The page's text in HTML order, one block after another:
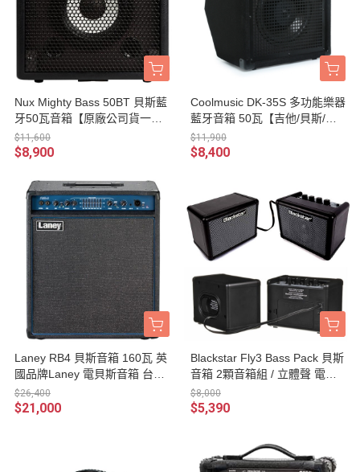
Nux Mighty Bass 50BT 貝斯藍
牙50瓦音箱【原廠公司貨一年
保固/Mighty Bass-50BT】
$11,600
$8,900
Coolmusic DK-35S 多功能樂器
藍牙音箱 50瓦【吉他/貝斯/鍵
盤/人聲/街頭藝人音箱/DK35
S】
$11,900
$8,400
Laney RB4 貝斯音箱 160瓦 英
國品牌Laney 電貝斯音箱 台灣
公司貨
$26,400
$21,000
Blackstar Fly3 Bass Pack 貝斯
音箱 2顆音箱組 / 立體聲 電池
攜帶
$8,000
$5,390